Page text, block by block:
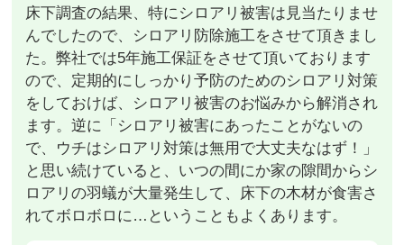
床下調査の結果、特にシロアリ被害は見当たりませ
んでしたので、シロアリ防除施工をさせて頂きまし
た。弊社では5年施工保証をさせて頂いております
ので、定期的にしっかり予防のためのシロアリ対策
をしておけば、シロアリ被害のお悩みから解消され
ます。逆に「シロアリ被害にあったことがないの
で、ウチはシロアリ対策は無用で大丈夫なはず！」
と思い続けていると、いつの間にか家の隙間からシ
ロアリの羽蟻が大量発生して、床下の木材が食害さ
れてボロボロに…ということもよくあります。